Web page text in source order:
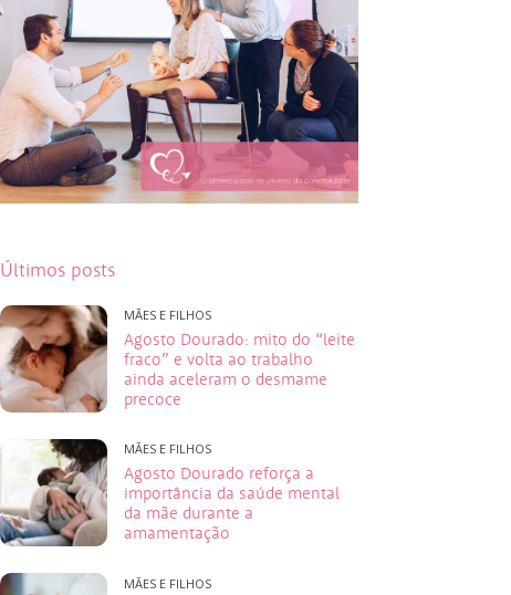
Últimos posts
MÃES E FILHOS
Agosto Dourado: mito do “leite
fraco” e volta ao trabalho
ainda aceleram o desmame
precoce
MÃES E FILHOS
Agosto Dourado reforça a
importância da saúde mental
da mãe durante a
amamentação
MÃES E FILHOS